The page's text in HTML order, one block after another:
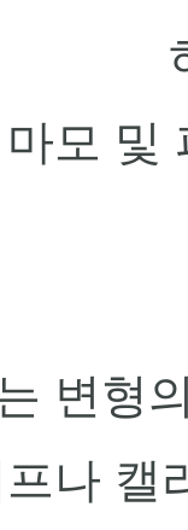
모 및
변형
나 캘